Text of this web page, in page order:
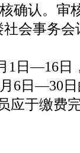
确认。审
会事务
日—16日
6日—30
应于缴费